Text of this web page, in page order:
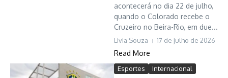
acontecerá no dia 22 de julho,
quando o Colorado recebe o
Cruzeiro no Beira-Rio, em due...
Livia Souza 17 de julho de 2026
Read More
Esportes Internacional